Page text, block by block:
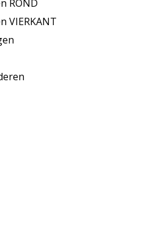
ROND
VIERKANT